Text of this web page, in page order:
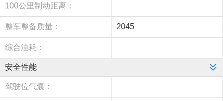
100公里制动距离：
整车整备质量： 2045
综合油耗：
安全性能
驾驶位气囊：